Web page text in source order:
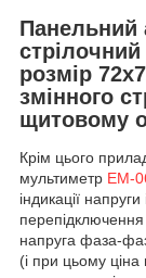
Панельний
розмір
змінного
щитовому
Крім цього
мультиметр EM-
індикації
напруга фаза-
(і при цьому